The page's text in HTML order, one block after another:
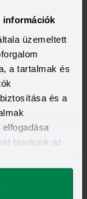
információk
üzemeltett
a tartalmak és
és a
tároljunk az
Személyi Hitel
KAMAT
- 14,49%
25 év
350 000 Ft